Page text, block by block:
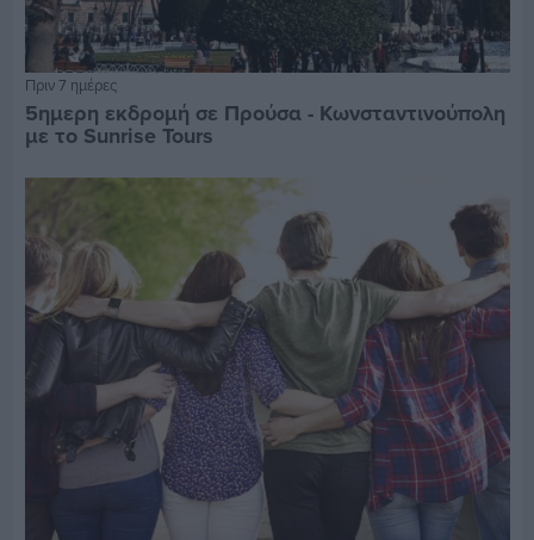
Πριν 7 ημέρες
5ημερη εκδρομή σε Προύσα - Κωνσταντινούπολη
με το Sunrise Tours